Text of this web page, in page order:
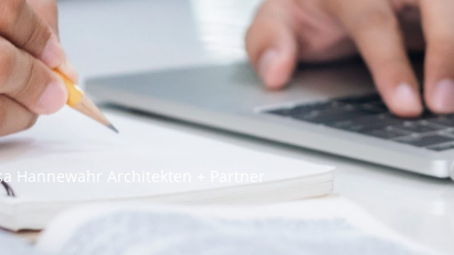
Hannewahr Architekten + Partner